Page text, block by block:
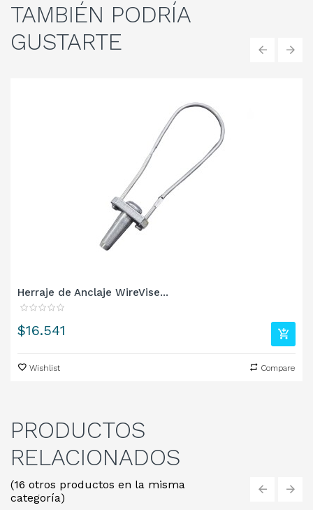
TAMBIÉN PODRÍA
GUSTARTE
Herraje de Anclaje WireVise...
Precio
$16.541
Wishlist Compare
PRODUCTOS
RELACIONADOS
(16 otros productos en la misma
categoría)